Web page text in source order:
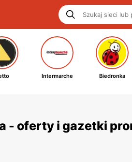
Intermarche Biedronka
- oferty i gazetki